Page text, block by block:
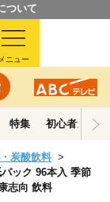
ついて
メニュー
特集 初心者ガイド
炭酸飲料
ック 96本入 季節
志向 飲料